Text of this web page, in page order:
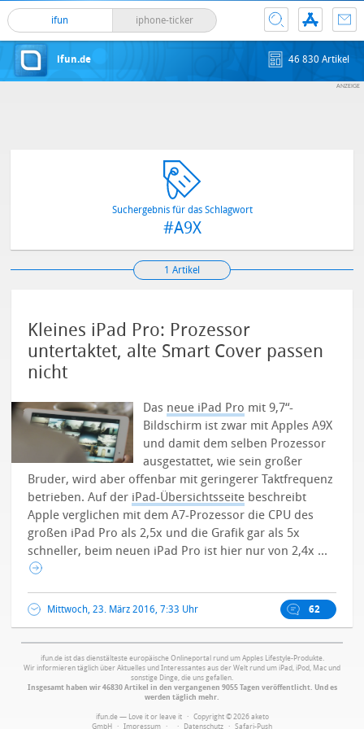
ifun iphone-ticker
ifun.de 46 830 Artikel
Suchergebnis für das Schlagwort
#A9X
1 Artikel
Kleines iPad Pro: Prozessor
untertaktet, alte Smart Cover passen
nicht
Das neue iPad Pro mit 9,7“-
Bildschirm ist zwar mit Apples A9X
und damit dem selben Prozessor
ausgestattet, wie sein großer
Bruder, wird aber offenbar mit geringerer Taktfrequenz
betrieben.Auf der iPad-Übersichtsseite beschreibt
Apple verglichen mit dem A7-Prozessor die CPU des
großen iPad Pro als 2,5x und die Grafik gar als 5x
schneller, beim neuen iPad Pro ist hier nur von 2,4x ...
Mittwoch, 23. März 2016, 7:33 Uhr 62
ifun.de ist das dienstälteste europäische Onlineportal rund um Apples Lifestyle-Produkte.
Wir informieren täglich über Aktuelles und Interessantes aus der Welt rund um iPad, iPod, Mac und
sonstige Dinge, die uns gefallen.
Insgesamt haben wir 46830 Artikel in den vergangenen 9055 Tagen veröffentlicht. Und es
werden täglich mehr.
ifun.de — Love it or leave it · Copyright © 2026 aketo
GmbH · Impressum · · Datenschutz · Safari-Push